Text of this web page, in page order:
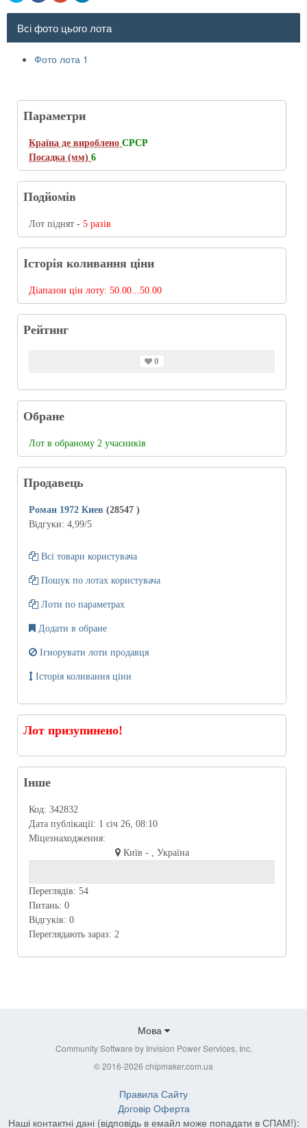
Всі фото цього лота
Фото лота 1
Параметри
Країна де вироблено СРСР
Посадка (мм) 6
Подйомів
Лот піднят - 5 разів
Історія коливання ціни
Діапазон цін лоту: 50.00...50.00
Рейтинг
0
Обране
Лот в обраному 2 учасників
Продавець
Роман 1972 Киев (28547 )
Відгуки: 4,99/5
Всі товари користувача
Пошук по лотах користувача
Лоти по параметрах
Додати в обране
Ігнорувати лоти продавця
Історія коливання ціни
Лот призупинено!
Інше
Код: 342832
Дата публікації: 1 січ 26, 08:10
Міцезнаходження:
Київ - , Україна
Переглядів: 54
Питань: 0
Відгуків: 0
Переглядають зараз: 2
Мова
Community Software by Invision Power Services, Inc.
© 2016-2026 chipmaker.com.ua
Правила Сайту
Договір Оферта
Наші контактні дані (відповідь в емайл може попадати в СПАМ!):